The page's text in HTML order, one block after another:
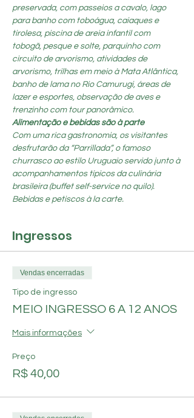
preservada, com passeios a cavalo, lago
para banho com toboágua, caiaques e
tirolesa, piscina de areia infantil com
tobogã, pesque e solte, parquinho com
circuito de arvorismo, atividades de
arvorismo, trilhas em meio à Mata Atlântica,
banho de lama no Rio Camurugi, áreas de
lazer e esportes, observação de aves e
trenzinho com tour panorâmico.
Alimentação e bebidas são à parte
Com uma rica gastronomia, os visitantes
desfrutarão da “Parrillada”, o famoso
churrasco ao estilo Uruguaio servido junto à
acompanhamentos típicos da culinária
brasileira (buffet self-service no quilo).
Bebidas e petiscos à la carte.
Ingressos
Vendas encerradas
Tipo de ingresso
MEIO INGRESSO 6 A 12 ANOS
Mais informações
Preço
R$ 40,00